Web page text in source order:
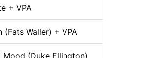
+ VPA
(Fats Waller) + VPA
Mood (Duke Ellington)